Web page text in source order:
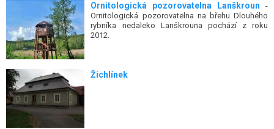
Ornitologická pozorovatelna Lanškroun -
Ornitologická pozorovatelna na břehu Dlouhého
rybníka nedaleko Lanškrouna pochází z roku
2012.
Žichlínek